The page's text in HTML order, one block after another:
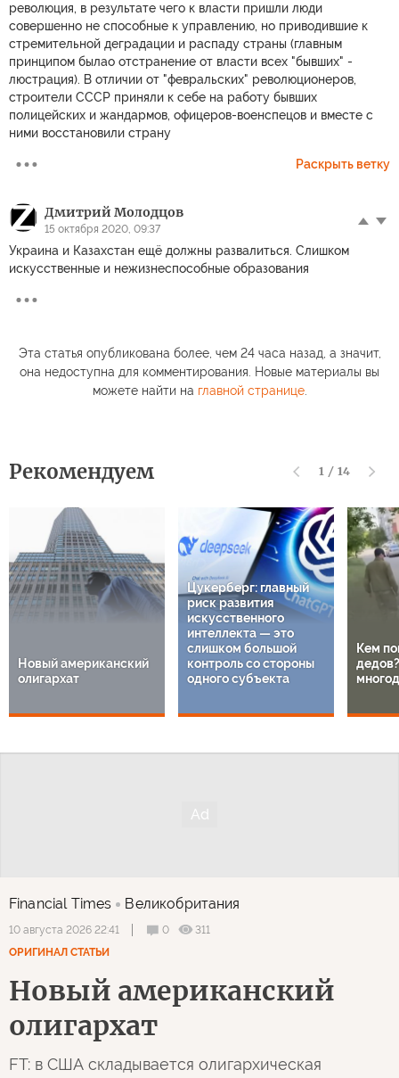
революция, в результате чего к власти пришли люди
совершенно не способные к управлению, но приводившие к
стремительной деградации и распаду страны (главным
принципом былао отстранение от власти всех "бывших" -
люстрация). В отличии от "февральских" революционеров,
строители СССР приняли к себе на работу бывших
полицейских и жандармов, офицеров-военспецов и вместе с
ними восстановили страну
Раскрыть ветку
Дмитрий Молодцов
15 октября 2020, 09:37
Украина и Казахстан ещё должны развалиться. Слишком
искусственные и нежизнеспособные образования
Эта статья опубликована более, чем 24 часа назад, а значит,
она недоступна для комментирования. Новые материалы вы
можете найти на главной странице.
Рекомендуем 1 / 14
Новый американский
олигархат
Цукерберг: главный
риск развития
искусственного
интеллекта — это
слишком большой
контроль со стороны
одного субъекта
Кем
Financial Times Великобритания
10 августа 2026 22:41 0
311
ОРИГИНАЛ СТАТЬИ
Новый американский
олигархат
FT: в США складывается олигархическая